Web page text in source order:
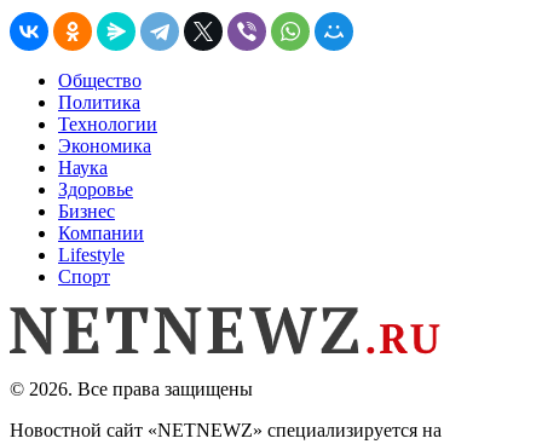
Общество
Политика
Технологии
Экономика
Наука
Здоровье
Бизнес
Компании
Lifestyle
Спорт
© 2026. Все права защищены
Новостной сайт «NETNEWZ» специализируется на